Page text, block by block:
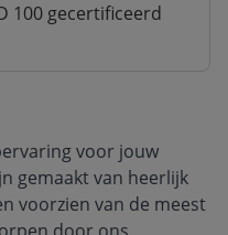
100 gecertificeerd
voor jouw
gemaakt van heerlijk
voorzien van de meest